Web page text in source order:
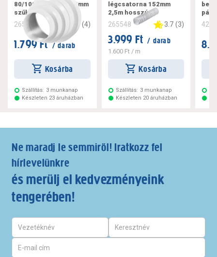
80/100/120/125/150mm
szűkítő
265571 (4)
1.799 Ft / darab
Kosárba
Szállítás: 3 munkanap
Készleten 23 áruházban
légcsatorna 152mm
2,5m hosszú
265548 3.7 (3)
3.999 Ft / darab
1.600 Ft/ m
Kosárba
Szállítás: 3 munkanap
Készleten 20 áruházban
Ne maradj le semmiről! Iratkozz fel
hírlevelünkre
és merülj el kedvezményeink
tengerében!